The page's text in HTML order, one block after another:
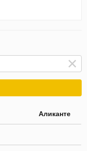
Аликанте